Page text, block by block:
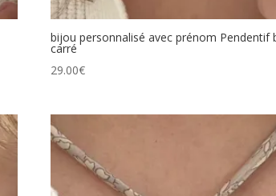
bijou personnalisé avec prénom Pendentif
carré
29.00€